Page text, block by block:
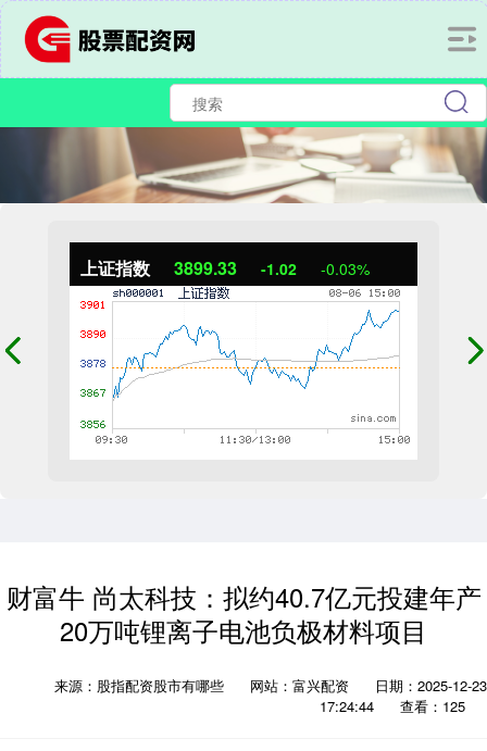
上证指数 3899.33 -1.02 -0.03%
财富牛 尚太科技：拟约40.7亿元投建年产
20万吨锂离子电池负极材料项目
来源：股指配资股市有哪些 网站：富兴配资
日期：2025-12-23
17:24:44
查看：125